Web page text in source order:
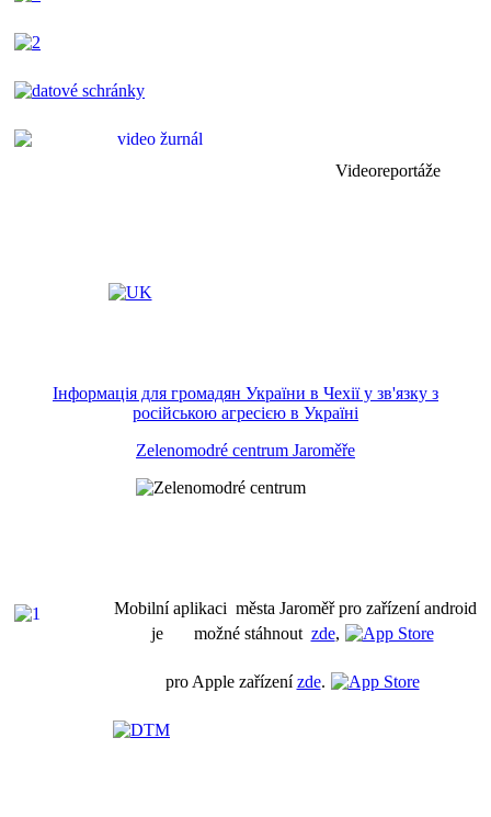
Videoreportáže
Інформація для громадян України в Чехії у зв'язку з
російською агресією в Україні
Zelenomodré centrum Jaroměře
Mobilní aplikaci města Jaroměř pro zařízení android
je možné stáhnout zde,
pro Apple zařízenízde.